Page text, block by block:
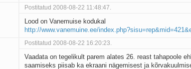
Postitatud 2008-08-22 11:48:47.
Lood on Vanemuise kodukal
http://www.vanemuine.ee/
Postitatud 2008-08-22 16:20:23.
Vaadata on tegelikult parem alates 26. reast tahapoole
saamiseks piisab ka ekraani nägemisest ja